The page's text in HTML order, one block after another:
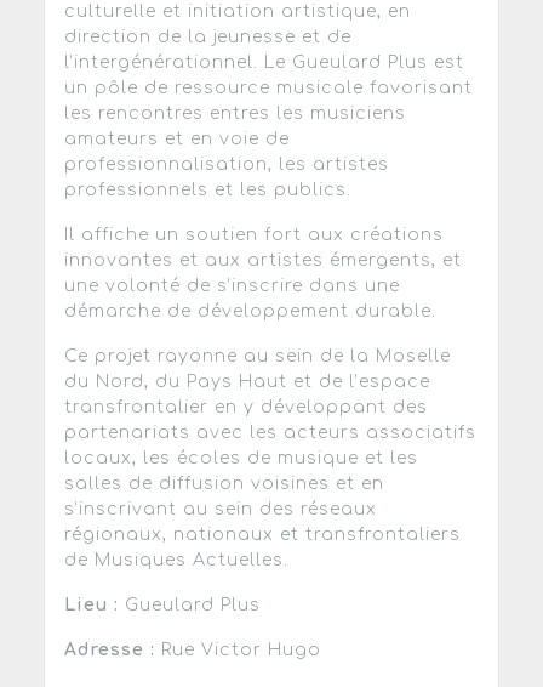
culturelle et initiation artistique, en
direction de la jeunesse et de
l’intergénérationnel. Le Gueulard Plus est
un pôle de ressource musicale favorisant
les rencontres entres les musiciens
amateurs et en voie de
professionnalisation, les artistes
professionnels et les publics.
Il affiche un soutien fort aux créations
innovantes et aux artistes émergents, et
une volonté de s’inscrire dans une
démarche de développement durable.
Ce projet rayonne au sein de la Moselle
du Nord, du Pays Haut et de l’espace
transfrontalier en y développant des
partenariats avec les acteurs associatifs
locaux, les écoles de musique et les
salles de diffusion voisines et en
s’inscrivant au sein des réseaux
régionaux, nationaux et transfrontaliers
de Musiques Actuelles.
Lieu : Gueulard Plus
Adresse : Rue Victor Hugo